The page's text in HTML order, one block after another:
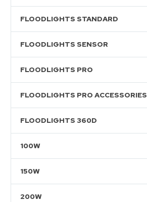
FLOODLIGHTS STANDARD
FLOODLIGHTS SENSOR
FLOODLIGHTS PRO
FLOODLIGHTS PRO ACCESSORIES
FLOODLIGHTS 360D
100W
150W
200W